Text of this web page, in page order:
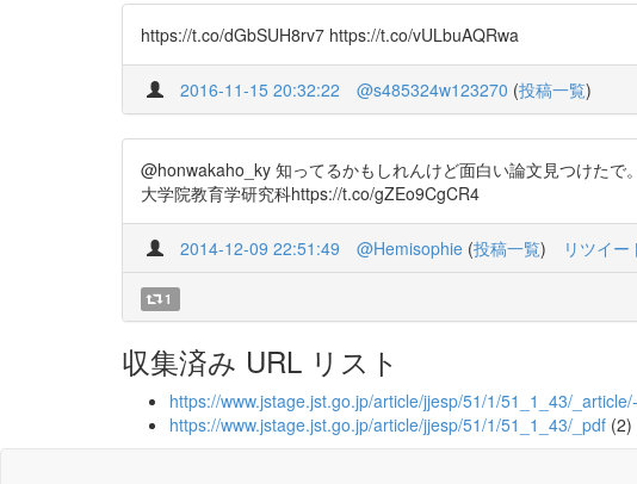
https://t.co/dGbSUH8rv7 https://t.co/vULbuAQRwa
2016-11-15 20:32:22 @s485324w123270 (投稿一覧)
@honwakaho_ky 知ってるかもしれんけど面白い論文見つけ
大学院教育学研究科https://t.co/gZEo9CgCR4
2014-12-09 22:51:49 @Hemisophie (投稿一覧) リツイ
1
収集済み URL リスト
https://www.jstage.jst.go.jp/article/jjesp/51/1/51_1_43/
https://www.jstage.jst.go.jp/article/jjesp/51/1/51_1_43/_pdf (2)